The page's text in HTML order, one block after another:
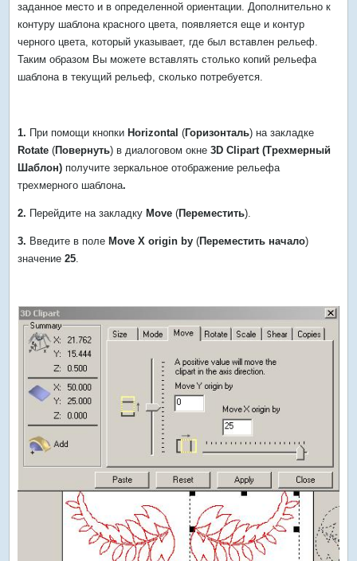
заданное место и в определенной ориентации. Дополнительно к
контуру шаблона красного цвета, появляется еще и контур
черного цвета, который указывает, где был вставлен рельеф.
Таким образом Вы можете вставлять столько копий рельефа
шаблона в текущий рельеф, сколько потребуется.
1. При помощи кнопки Horizontal (Горизонталь) на закладке
Rotate (Повернуть) в диалоговом окне3D Clipart (Трехмерный
Шаблон) получите зеркальное отображение рельефа
трехмерного шаблона.
2. Перейдите на закладку Move (Переместить).
3. Введите в поле Move X origin by (Переместить начало)
значение25.